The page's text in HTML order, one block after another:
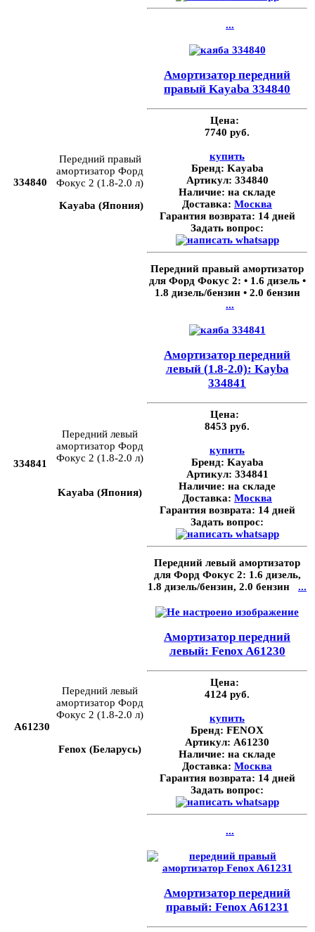
...
334840
Передний правый
амортизатор Форд
Фокус 2 (1.8-2.0 л)
Kayaba (Япония)
Амортизатор передний
правый Kayaba 334840
Цена:
7740 руб.
купить
Бренд: Kayaba
Артикул: 334840
Наличие: на складе
Доставка: Москва
Гарантия возврата: 14 дней
Задать вопрос:
Передний правый амортизатор
для Форд Фокус 2: • 1.6 дизель •
1.8 дизель/бензин • 2.0 бензин
...
334841
Передний левый
амортизатор Форд
Фокус 2 (1.8-2.0 л)
Kayaba (Япония)
Амортизатор передний
левый (1.8-2.0): Kayba
334841
Цена:
8453 руб.
купить
Бренд: Kayaba
Артикул: 334841
Наличие: на складе
Доставка: Москва
Гарантия возврата: 14 дней
Задать вопрос:
Передний левый амортизатор
для Форд Фокус 2: 1.6 дизель,
1.8 дизель/бензин, 2.0 бензин ...
A61230
Передний левый
амортизатор Форд
Фокус 2 (1.8-2.0 л)
Fenox (Беларусь)
Амортизатор передний
левый: Fenox A61230
Цена:
4124 руб.
купить
Бренд: FENOX
Артикул: A61230
Наличие: на складе
Доставка: Москва
Гарантия возврата: 14 дней
Задать вопрос:
...
Амортизатор передний
правый: Fenox A61231